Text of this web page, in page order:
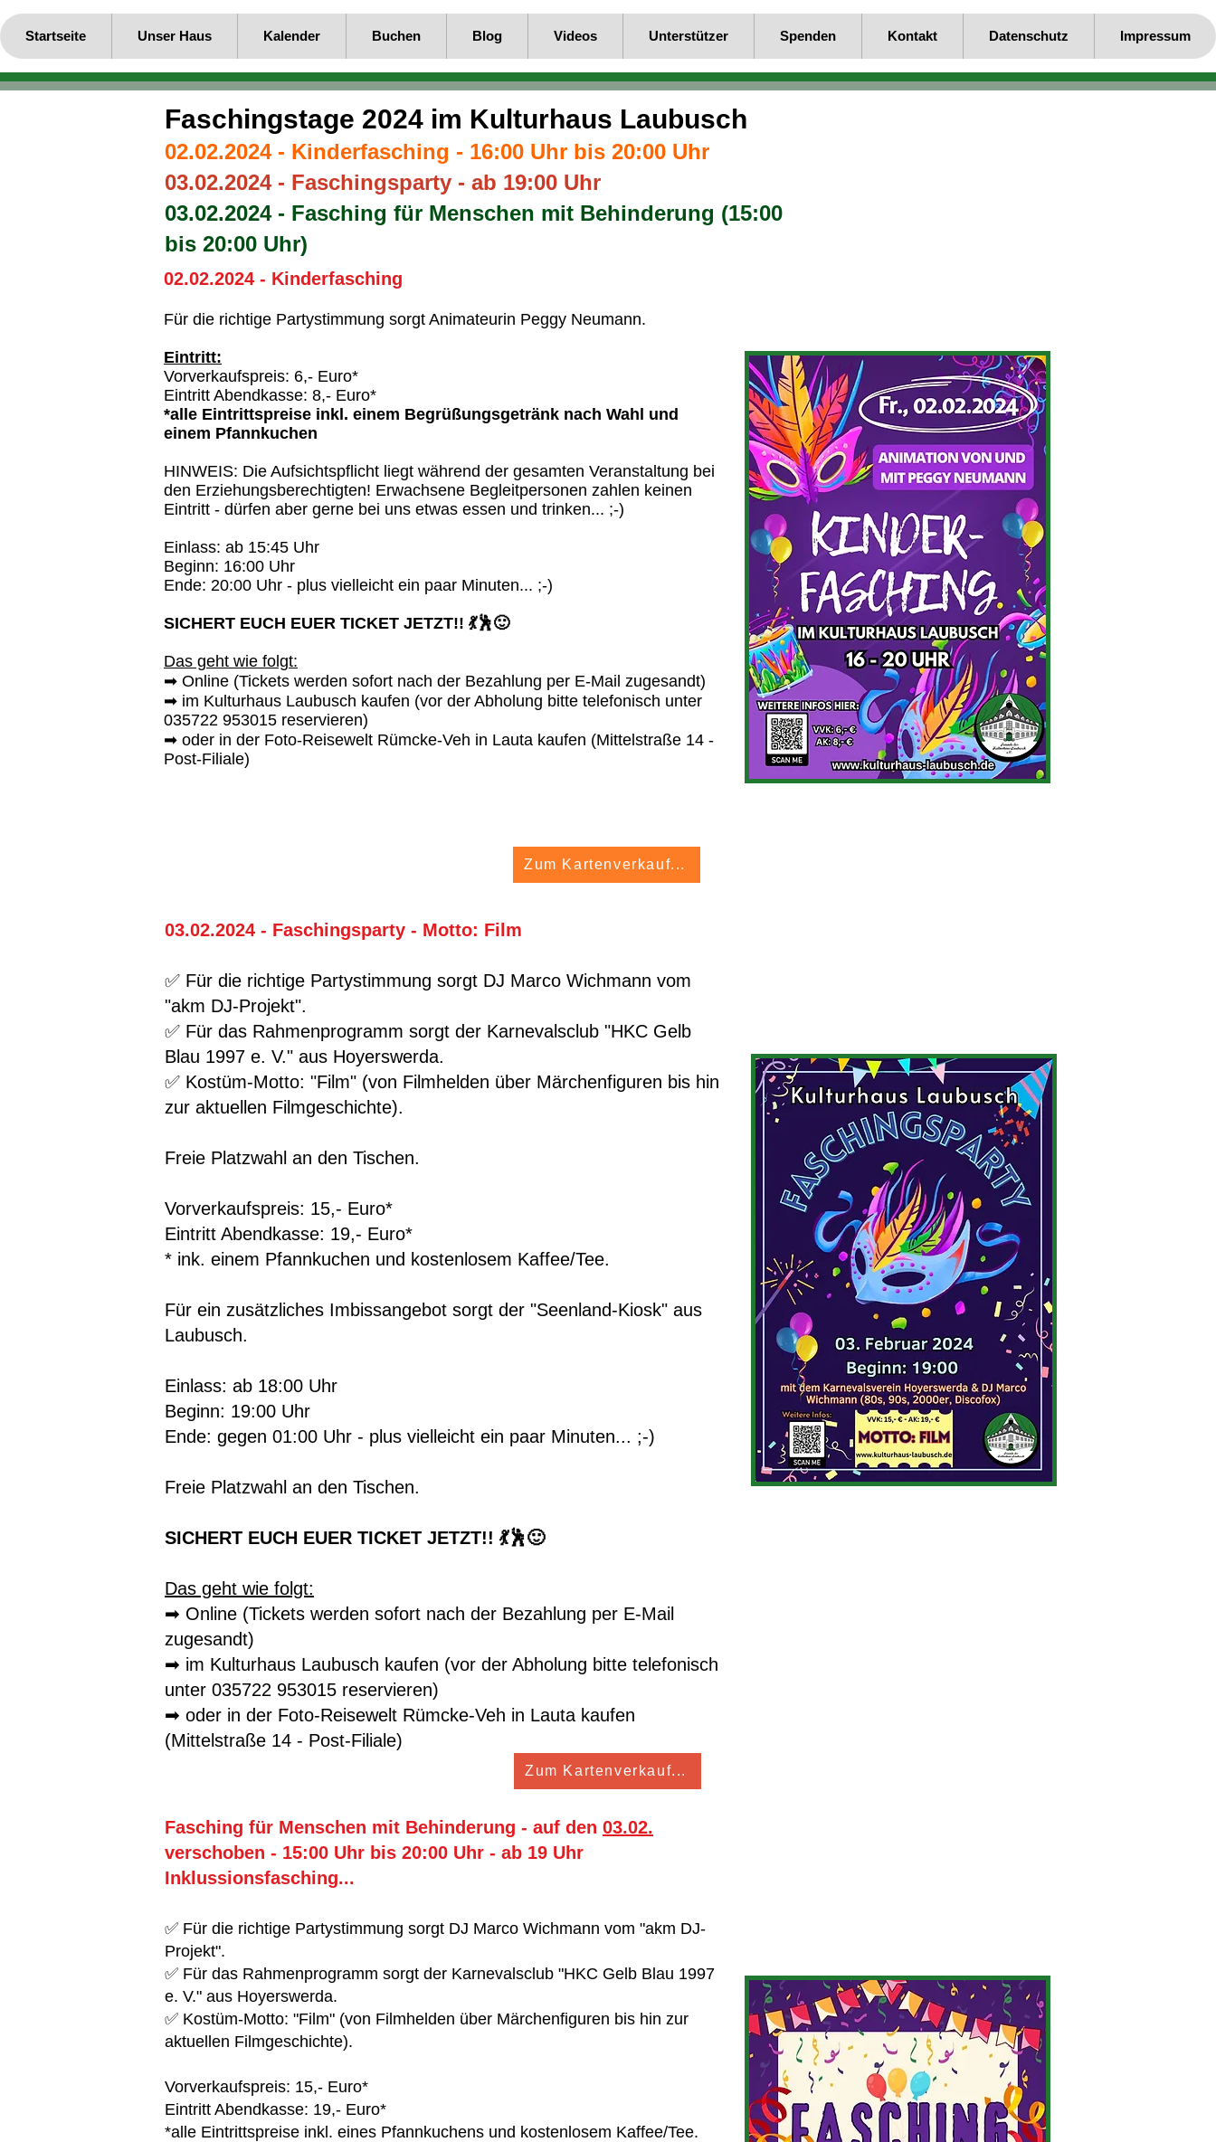
Startseite Unser Haus Kalender Buchen Blog Videos Unterstützer Spenden Kontakt Datenschutz Impressum
Faschingstage 2024 im Kulturhaus Laubusch
02.02.2024 - Kinderfasching - 16:00 Uhr bis 20:00 Uhr
03.02.2024 - Faschingsparty - ab 19:00 Uhr
03.02.2024 - Fasching für Menschen mit Behinderung (15:00
bis 20:00 Uhr)
02.02.2024 - Kinderfasching
Für die richtige Partystimmung sorgt Animateurin Peggy Neumann.
Eintritt:
Vorverkaufspreis: 6,- Euro*
Eintritt Abendkasse: 8,- Euro*
*alle Eintrittspreise inkl. einem Begrüßungsgetränk nach Wahl und
einem Pfannkuchen
HINWEIS: Die Aufsichtspflicht liegt während der gesamten Veranstaltung bei
den Erziehungsberechtigten! Erwachsene Begleitpersonen zahlen keinen
Eintritt - dürfen aber gerne bei uns etwas essen und trinken... ;-)
Einlass: ab 15:45 Uhr
Beginn: 16:00 Uhr
Ende: 20:00 Uhr - plus vielleicht ein paar Minuten... ;-)
SICHERT EUCH EUER TICKET JETZT!! 💃🕺🙂
Das geht wie folgt:
➡ Online (Tickets werden sofort nach der Bezahlung per E-Mail zugesandt)
➡ im Kulturhaus Laubusch kaufen (vor der Abholung bitte telefonisch unter
035722 953015 reservieren)
➡ oder in der Foto-Reisewelt Rümcke-Veh in Lauta kaufen (Mittelstraße 14 -
Post-Filiale)​
Zum Kartenverkauf...
03.02.2024 - Faschingsparty - Motto: Film
✅ Für die richtige Partystimmung sorgt DJ Marco Wichmann vom
"akm DJ-Projekt".
✅ Für das Rahmenprogramm sorgt der Karnevalsclub "HKC Gelb
Blau 1997 e. V." aus Hoyerswerda.
✅ Kostüm-Motto: "Film" (von Filmhelden über Märchenfiguren bis hin
zur aktuellen Filmgeschichte).
Freie Platzwahl an den Tischen.
Vorverkaufspreis: 15,- Euro*
Eintritt Abendkasse: 19,- Euro*
* ink. einem Pfannkuchen und kostenlosem Kaffee/Tee.
Für ein zusätzliches Imbissangebot sorgt der "Seenland-Kiosk" aus
Laubusch.
Einlass: ab 18:00 Uhr
Beginn: 19:00 Uhr
Ende: gegen 01:00 Uhr - plus vielleicht ein paar Minuten... ;-)
Freie Platzwahl an den Tischen.
SICHERT EUCH EUER TICKET JETZT!! 💃🕺🙂
Das geht wie folgt:
➡ Online (Tickets werden sofort nach der Bezahlung per E-Mail
zugesandt)
➡ im Kulturhaus Laubusch kaufen (vor der Abholung bitte telefonisch
unter 035722 953015 reservieren)
➡ oder in der Foto-Reisewelt Rümcke-Veh in Lauta kaufen
(Mittelstraße 14 - Post-Filiale)​
Zum Kartenverkauf...
Fasching für Menschen mit Behinderung - auf den 03.02.
verschoben - 15:00 Uhr bis 20:00 Uhr - ab 19 Uhr
Inklussionsfasching...
✅ Für die richtige Partystimmung sorgt DJ Marco Wichmann vom "akm DJ-
Projekt".
✅ Für das Rahmenprogramm sorgt der Karnevalsclub "HKC Gelb Blau 1997
e. V." aus Hoyerswerda.
✅ Kostüm-Motto: "Film" (von Filmhelden über Märchenfiguren bis hin zur
aktuellen Filmgeschichte).
Vorverkaufspreis: 15,- Euro*
Eintritt Abendkasse: 19,- Euro*
*alle Eintrittspreise inkl. eines Pfannkuchens und kostenlosem Kaffee/Tee.